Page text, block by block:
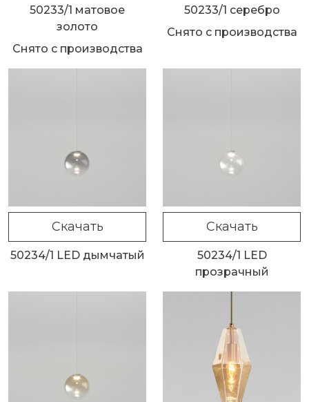
50233/1 матовое
золото
Снято с производства
50233/1 серебро
Снято с производства
Скачать
50234/1 LED дымчатый
Скачать
50234/1 LED
прозрачный